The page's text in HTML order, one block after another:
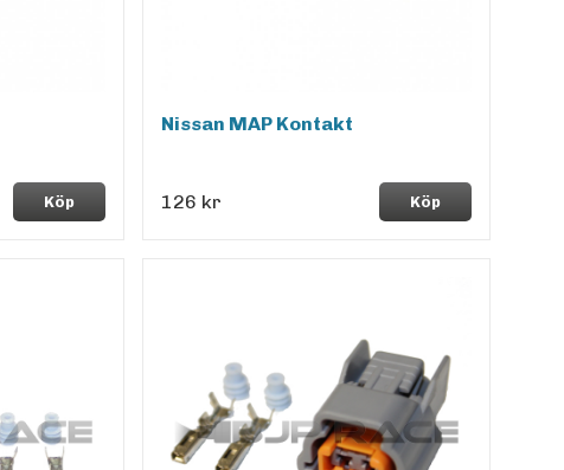
Köp
Nissan MAP Kontakt
126 kr Köp